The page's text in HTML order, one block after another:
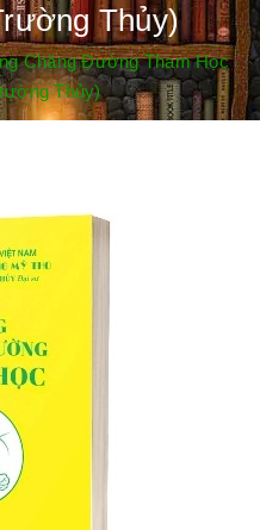
Thủy)
Chặng Đường Tham Học
Thủy)